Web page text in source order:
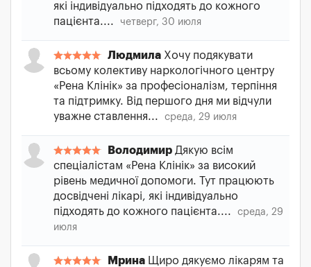
які індивідуально підходять до кожного
пацієнта....
четверг, 30 июля
Людмила Хочу подякувати
всьому колективу наркологічного центру
«Рена Клінік» за професіоналізм, терпіння
та підтримку. Від першого дня ми відчули
уважне ставлення...
среда, 29 июля
Володимир Дякую всім
спеціалістам «Рена Клінік» за високий
рівень медичної допомоги. Тут працюють
досвідчені лікарі, які індивідуально
підходять до кожного пацієнта....
среда, 29
июля
Мрина Щиро дякуємо лікарям та